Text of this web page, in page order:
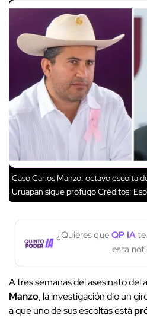
Caso Carlos Manzo: octavo escolta
Uruapan sigue prófugoCréditos:
¿Quieres que QP IA
esta
A tres semanas del asesinato del
Manzo, la investigación dio un
a que uno de sus escoltas está